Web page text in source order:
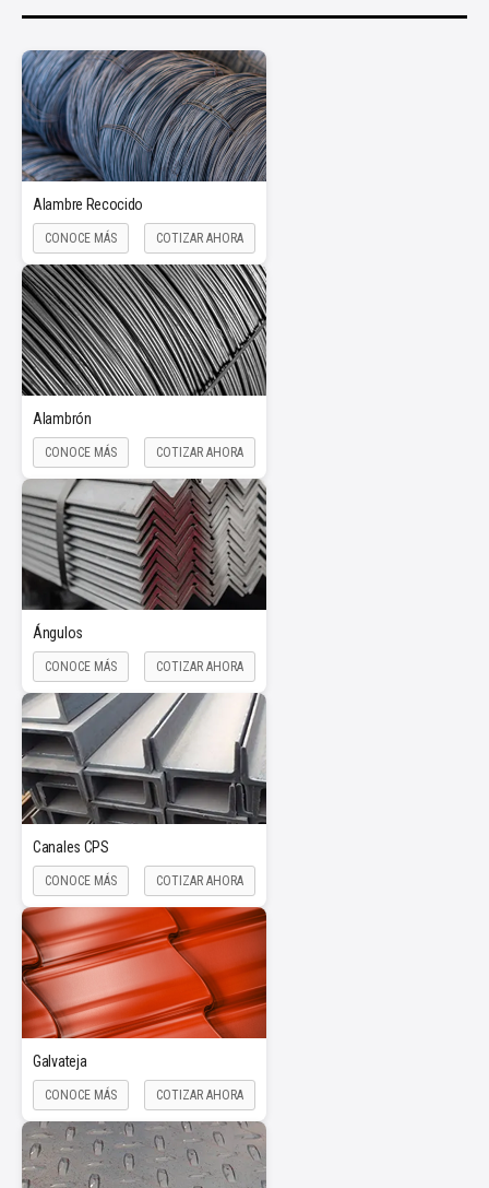
Alambre Recocido
CONOCE MÁS COTIZAR AHORA
Alambrón
CONOCE MÁS COTIZAR AHORA
Ángulos
CONOCE MÁS COTIZAR AHORA
Canales CPS
CONOCE MÁS COTIZAR AHORA
Galvateja
CONOCE MÁS COTIZAR AHORA